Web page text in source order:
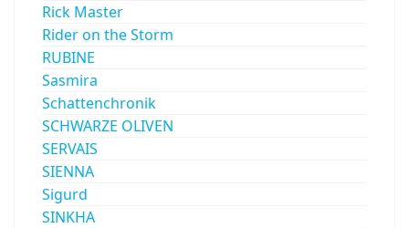
Rick Master
Rider on the Storm
RUBINE
Sasmira
Schattenchronik
SCHWARZE OLIVEN
SERVAIS
SIENNA
Sigurd
SINKHA